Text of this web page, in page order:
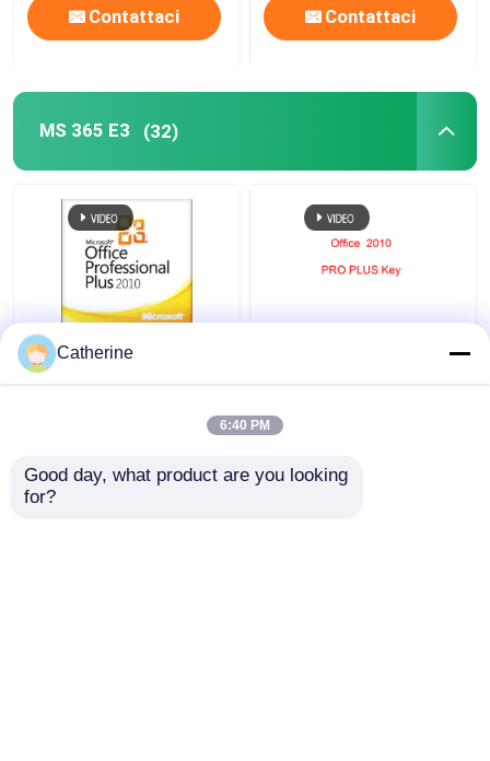
Contattaci Contattaci
MS 365 E3 (32)
Attivazione completa
2010 di parola 64Bit di
Office 2010 di versione
online di attivazione
Catherine
6:40 PM
Good day, what product are you looking
for?